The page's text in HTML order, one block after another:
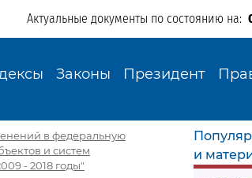
Актуальные документы по состоянию на:
Законы Президент
в федеральную
и систем
- 2018 годы"
и